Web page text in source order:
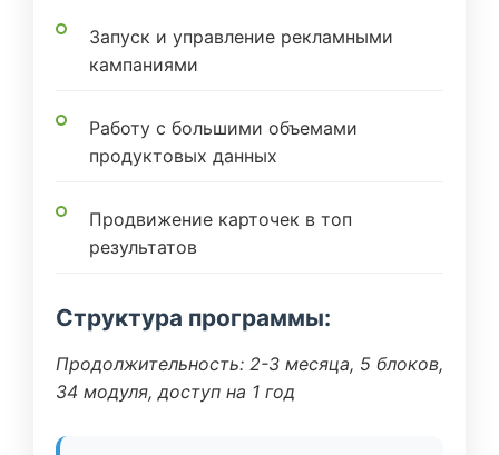
Запуск и управление рекламными
кампаниями
Работу с большими объемами
продуктовых данных
Продвижение карточек в топ
результатов
Структура программы:
Продолжительность: 2-3 месяца, 5 блоков,
34 модуля, доступ на 1 год